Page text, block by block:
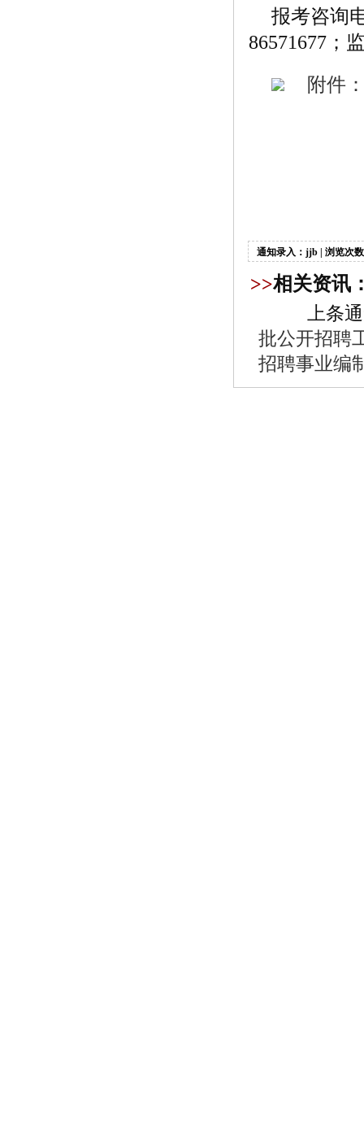
报考咨询
86571677；
附件
通知录入：jjb | 浏览次数
>>相关资讯
上条
批公开招聘
招聘事业编